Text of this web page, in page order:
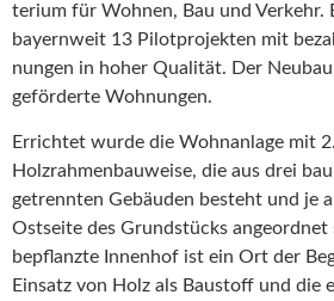
terium für Wohnen, Bau und Verkehr.
bayernweit 13 Pilot­pro­jekten mit
nungen in hoher Qualität. Der
geför­derte Wohnungen.
Errichtet wurde die Wohnanlage mit
Holzrah­men­bau­weise, die aus drei
getrennten Gebäuden besteht und je
Ostseite des Grund­stücks angeordnet
bepflanzte Innenhof ist ein Ort der
Einsatz von Holz als Baustoff und die